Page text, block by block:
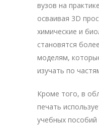
вузов на
осваивая 3D
химические и
становятся
моделям,
изучать по
Кроме того, в
печать
учебных